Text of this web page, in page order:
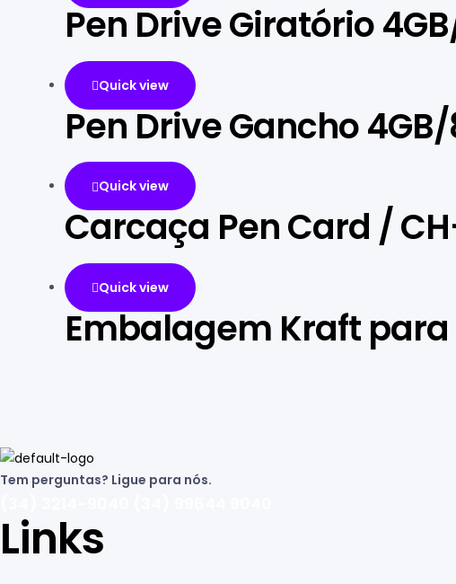
Pen Drive Giratório
Quick view
Pen Drive Gancho
Quick view
Carcaça Pen Card /
Quick view
Embalagem Kraft
Tem perguntas? Ligue para nós.
Links